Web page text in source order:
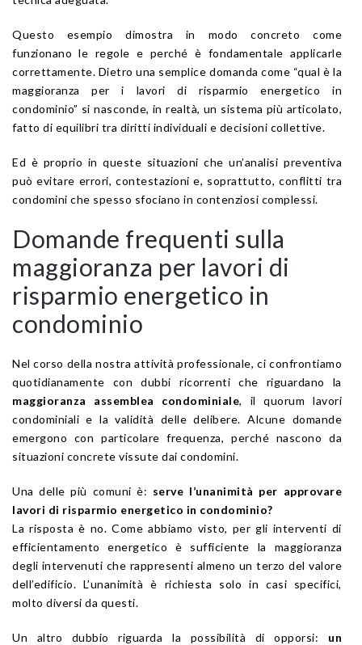
Questo esempio dimostra in modo concreto come
funzionano le regole e perché è fondamentale applicarle
correttamente. Dietro una semplice domanda come “qual è la
maggioranza per i lavori di risparmio energetico in
condominio” si nasconde, in realtà, un sistema più articolato,
fatto di equilibri tra diritti individuali e decisioni collettive.
Ed è proprio in queste situazioni che un’analisi preventiva
può evitare errori, contestazioni e, soprattutto, conflitti tra
condomini che spesso sfociano in contenziosi complessi.
Domande frequenti sulla
maggioranza per lavori di
risparmio energetico in
condominio
Nel corso della nostra attività professionale, ci confrontiamo
quotidianamente con dubbi ricorrenti che riguardano la
maggioranza assemblea condominiale, il quorum lavori
condominiali e la validità delle delibere. Alcune domande
emergono con particolare frequenza, perché nascono da
situazioni concrete vissute dai condomini.
Una delle più comuni è: serve l’unanimità per approvare
lavori di risparmio energetico in condominio?
La risposta è no. Come abbiamo visto, per gli interventi di
efficientamento energetico è sufficiente la maggioranza
degli intervenuti che rappresenti almeno un terzo del valore
dell’edificio. L’unanimità è richiesta solo in casi specifici,
molto diversi da questi.
Un altro dubbio riguarda la possibilità di opporsi: un